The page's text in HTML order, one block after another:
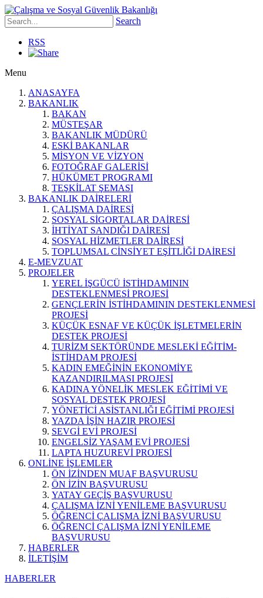
Search
RSS
Menu
ANASAYFA
BAKANLIK
BAKAN
MÜSTEŞAR
BAKANLIK MÜDÜRÜ
ESKİ BAKANLAR
MİSYON VE VİZYON
FOTOĞRAF GALERİSİ
HÜKÜMET PROGRAMI
TEŞKİLAT ŞEMASI
BAKANLIK DAİRELERİ
ÇALIŞMA DAİRESİ
SOSYAL SİGORTALAR DAİRESİ
İHTİYAT SANDIĞI DAİRESİ
SOSYAL HİZMETLER DAİRESİ
TOPLUMSAL CİNSİYET EŞİTLİĞİ DAİRESİ
E-MEVZUAT
PROJELER
YEREL İŞGÜCÜ İSTİHDAMININ
DESTEKLENMESİ PROJESİ
GENÇLERİN İSTİHDAMININ DESTEKLENMESİ
PROJESİ
KÜÇÜK ESNAF VE KÜÇÜK İŞLETMELERİN
DESTEK PROJESİ
TURİZM SEKTÖRÜNDE MESLEKİ EĞİTİM-
İSTİHDAM PROJESİ
KADIN EMEĞİNİN EKONOMİYE
KAZANDIRILMASI PROJESİ
KADINA YÖNELİK MESLEK EĞİTİMİ VE
SOSYAL DESTEK PROJESİ
YÖNETİCİ ASİSTANLIĞI EĞİTİMİ PROJESİ
YAZDA İŞİN HAZIR PROJESİ
SEVGİ EVİ PROJESİ
ENGELSİZ YAŞAM EVİ PROJESİ
LAPTA HUZUREVİ PROJESİ
ONLİNE İŞLEMLER
ÖN İZİNDEN MUAF BAŞVURUSU
ÖN İZİN BAŞVURUSU
YATAY GEÇİŞ BAŞVURUSU
ÇALIŞMA İZNİ YENİLEME BAŞVURUSU
ÖĞRENCİ ÇALIŞMA İZNİ BAŞVURUSU
ÖĞRENCİ ÇALIŞMA İZNİ YENİLEME
BAŞVURUSU
HABERLER
İLETİŞİM
HABERLER